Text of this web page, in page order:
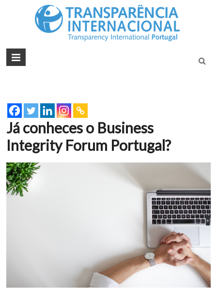
Já conheces o Business
Integrity Forum Portugal?